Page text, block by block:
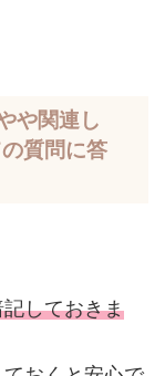
や関連し
質問に答
しておきま